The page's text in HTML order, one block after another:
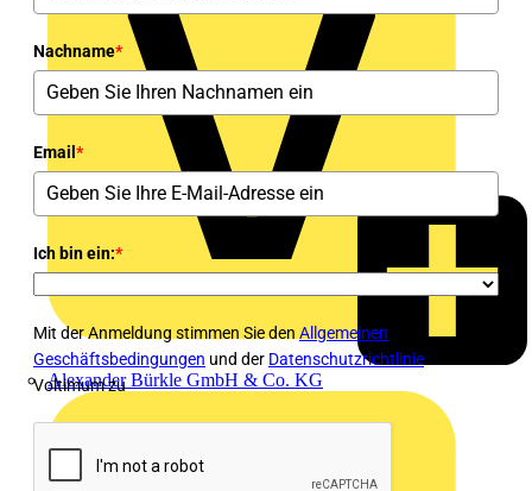
Alexander Bürkle GmbH & Co. KG
Nachname*
Email *
Ich bin ein:*
Mit der Anmeldung stimmen Sie den Allgemeinen
Geschäftsbedingungen und der Datenschutzrichtlinie
Voltimum zu